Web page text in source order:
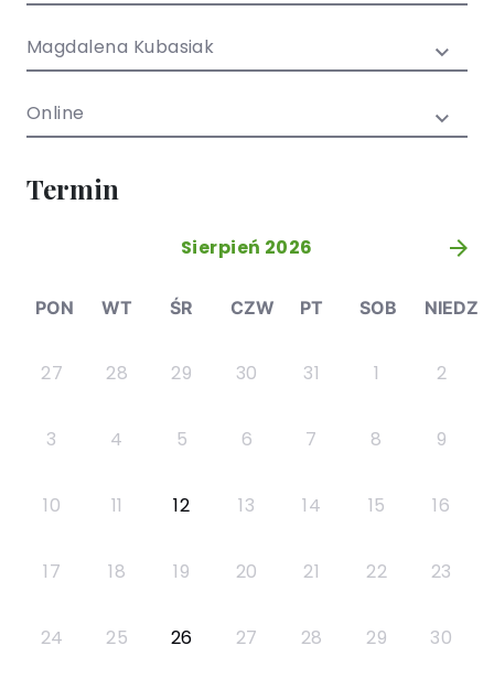
młodzieży
Magdalena Kubasiak
Online
Termin
Sierpień 2026 »
PON WT ŚR CZW PT SOB NIEDZ
27 28 29 30 31 1 2
3 4 5 6 7 8 9
10 11 12 13 14 15 16
17 18 19 20 21 22 23
24 25 26 27 28 29 30